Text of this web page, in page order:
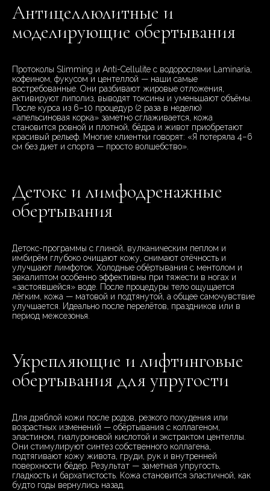
Антицеллюлитные и
моделирующие обертывания
Протоколы Slimming и Anti-Cellulite с водорослями Laminaria,
кофеином, фукусом и центеллой — наши самые
востребованные. Они разбивают жировые отложения,
активируют липолиз, выводят токсины и уменьшают объёмы.
После курса из 6–10 процедур (2 раза в неделю)
«апельсиновая корка» заметно сглаживается, кожа
становится ровной и плотной, бёдра и живот приобретают
красивый рельеф. Многие клиентки говорят: «Я потеряла 4–6
см без диет и спорта — просто волшебство».
Детокс и лимфодренажные
обертывания
Детокс-программы с глиной, вулканическим пеплом и
имбирём глубоко очищают кожу, снимают отёчность и
улучшают лимфоток. Холодные обёртывания с ментолом и
эвкалиптом особенно эффективны при тяжести в ногах и
«застоявшейся» воде. После процедуры тело ощущается
лёгким, кожа — матовой и подтянутой, а общее самочувствие
улучшается. Идеально после перелётов, праздников или в
период межсезонья.
Укрепляющие и лифтинговые
обертывания для упругости
Для дряблой кожи после родов, резкого похудения или
возрастных изменений — обёртывания с коллагеном,
эластином, гиалуроновой кислотой и экстрактом центеллы.
Они стимулируют синтез собственного коллагена,
подтягивают кожу живота, груди, рук и внутренней
поверхности бёдер. Результат — заметная упругость,
гладкость и бархатистость. Кожа становится эластичной, как
будто годы вернулись назад.